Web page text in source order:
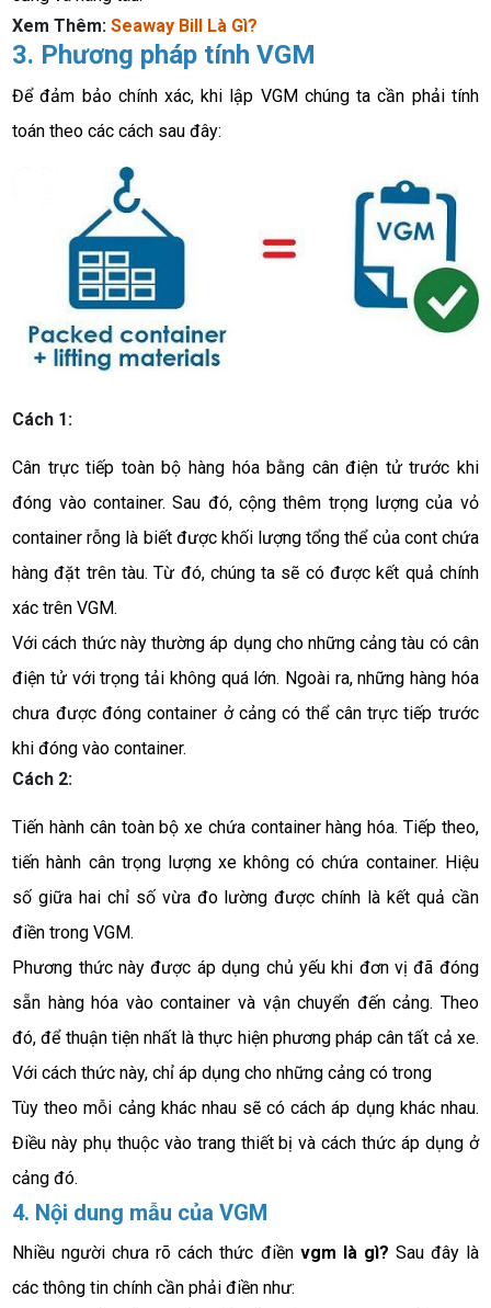
Xem Thêm:Seaway Bill Là Gì?
3. Phương pháp tính VGM
Để đảm bảo chính xác, khi lập VGM chúng ta cần phải tính
toán theo các cách sau đây:
Cách 1:
Cân trực tiếp toàn bộ hàng hóa bằng cân điện tử trước khi
đóng vào container. Sau đó, cộng thêm trọng lượng của vỏ
container rỗng là biết được khối lượng tổng thể của cont chứa
hàng đặt trên tàu. Từ đó, chúng ta sẽ có được kết quả chính
xác trên VGM.
Với cách thức này thường áp dụng cho những cảng tàu có cân
điện tử với trọng tải không quá lớn. Ngoài ra, những hàng hóa
chưa được đóng container ở cảng có thể cân trực tiếp trước
khi đóng vào container.
Cách 2:
Tiến hành cân toàn bộ xe chứa container hàng hóa. Tiếp theo,
tiến hành cân trọng lượng xe không có chứa container. Hiệu
số giữa hai chỉ số vừa đo lường được chính là kết quả cần
điền trong VGM.
Phương thức này được áp dụng chủ yếu khi đơn vị đã đóng
sẵn hàng hóa vào container và vận chuyển đến cảng. Theo
đó, để thuận tiện nhất là thực hiện phương pháp cân tất cả xe.
Với cách thức này, chỉ áp dụng cho những cảng có trong
Tùy theo mỗi cảng khác nhau sẽ có cách áp dụng khác nhau.
Điều này phụ thuộc vào trang thiết bị và cách thức áp dụng ở
cảng đó.
4. Nội dung mẫu của VGM
Nhiều người chưa rõ cách thức điền vgm là gì? Sau đây là
các thông tin chính cần phải điền như: